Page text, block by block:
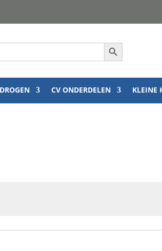
Zoekknop
CV ONDERDELEN
KLEINE